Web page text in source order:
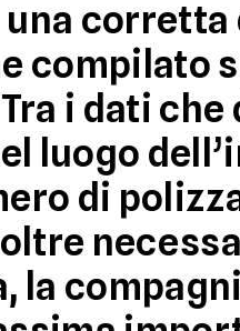
corretta
compilato
i dati che
luogo
di
la